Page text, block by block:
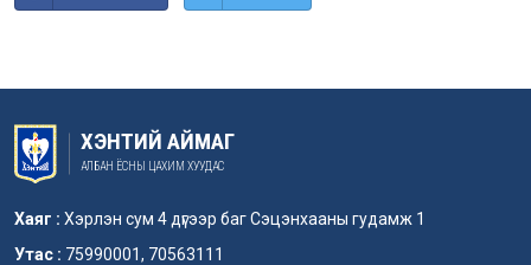
ХЭНТИЙ АЙМАГ
АЛБАН ЁСНЫ ЦАХИМ ХУУДАС
Хаяг : Хэрлэн сум 4 дүгээр баг Сэцэнхааны гудамж 1
Утас : 75990001, 70563111